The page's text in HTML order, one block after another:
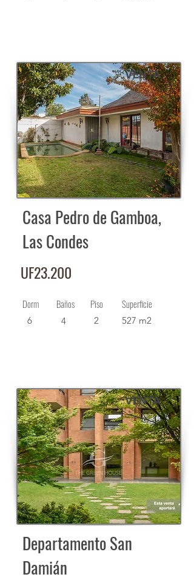
VENTA
Casa Pedro de Gamboa,
Las Condes
UF23.200
Dorm
6
Baños
4
Piso
2
Superficie
527 m2
VENTA
Departamento San
Damián